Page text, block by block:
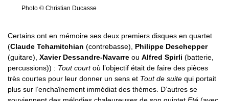
Photo © Christian Ducasse
Certains ont en mémoire ses deux premiers disques en quartet
(Claude Tchamitchian (contrebasse), Philippe Deschepper
(guitare), Xavier Dessandre-Navarre ou Alfred Spirli (batterie,
percussions)) : Tout courtoù l’objectif était de faire des pièces
très courtes pour leur donner un sens et Tout de suite qui portait
plus sur l’enchaînement immédiat des thèmes. D’autres se